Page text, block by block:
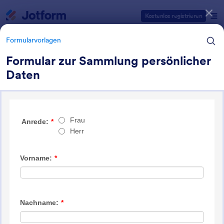
Kostenlos registrieren
Formularvorlagen
Formular zur Sammlung persönlicher
Daten
Einverständniserklärungen
Formularvorlagen Kategorien